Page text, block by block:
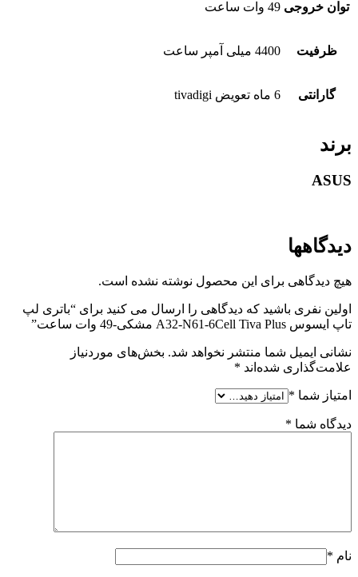
توان خروجی 49 وات ساعت
ظرفیت 4400 میلی آمپر ساعت
گارانتی 6 ماه تعویض tivadigi
برند
ASUS
دیدگاهها
هیچ دیدگاهی برای این محصول نوشته نشده است.
اولین نفری باشید که دیدگاهی را ارسال می کنید برای “باتری لپ
تاپ ایسوس A32-N61-6Cell Tiva Plus مشکی-49 وات ساعت”
نشانی ایمیل شما منتشر نخواهد شد. بخش‌های موردنیاز
علامت‌گذاری شده‌اند *
امتیاز شما *
دیدگاه شما *
نام *